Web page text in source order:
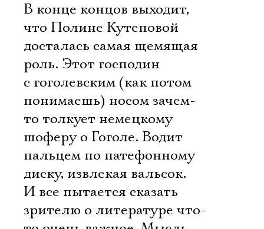
В конце концов выходит,
что Полине Кутеповой
досталась самая щемящая
роль. Этот господин
с гоголевским (как потом
понимаешь) носом зачем-
то толкует немецкому
шоферу о Гоголе. Водит
пальцем по патефонному
диску, извлекая вальсок.
И все пытается сказать
зрителю о литературе что-